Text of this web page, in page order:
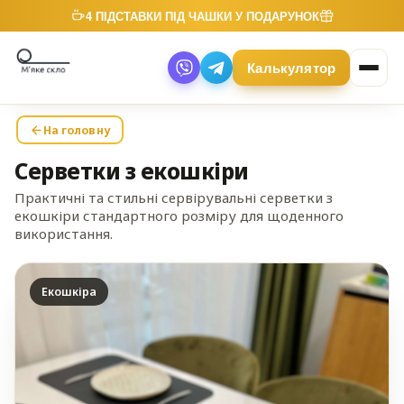
4 ПІДСТАВКИ ПІД ЧАШКИ У ПОДАРУНОК
Калькулятор
На головну
Серветки з екошкіри
Практичні та стильні сервірувальні серветки з
екошкіри стандартного розміру для щоденного
використання.
Екошкіра